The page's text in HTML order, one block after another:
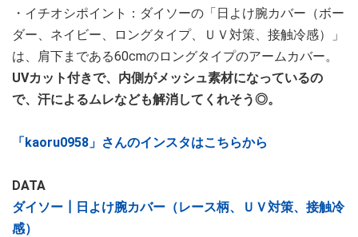
・イチオシポイント：ダイソーの「日よけ腕カバー（ボー
ダー、ネイビー、ロングタイプ、ＵＶ対策、接触冷感）」
は、肩下まである60cmのロングタイプのアームカバー。
UVカット付きで、内側がメッシュ素材になっているの
で、汗によるムレなども解消してくれそう◎。
「kaoru0958」さんのインスタはこちらから
DATA
ダイソー┃日よけ腕カバー（レース柄、ＵＶ対策、接触冷
感）